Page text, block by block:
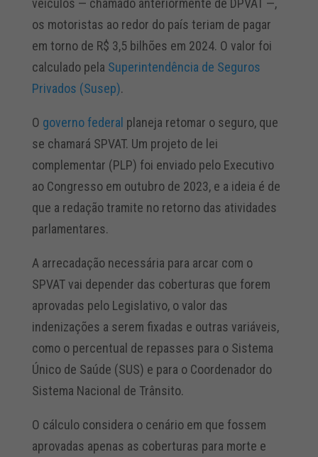
veículos — chamado anteriormente de DPVAT —,
os motoristas ao redor do país teriam de pagar
em torno de R$ 3,5 bilhões em 2024. O valor foi
calculado pela Superintendência de Seguros
Privados (Susep).
O governo federal planeja retomar o seguro, que
se chamará SPVAT. Um projeto de lei
complementar (PLP) foi enviado pelo Executivo
ao Congresso em outubro de 2023, e a ideia é de
que a redação tramite no retorno das atividades
parlamentares.
A arrecadação necessária para arcar com o
SPVAT vai depender das coberturas que forem
aprovadas pelo Legislativo, o valor das
indenizações a serem fixadas e outras variáveis,
como o percentual de repasses para o Sistema
Único de Saúde (SUS) e para o Coordenador do
Sistema Nacional de Trânsito.
O cálculo considera o cenário em que fossem
aprovadas apenas as coberturas para morte e